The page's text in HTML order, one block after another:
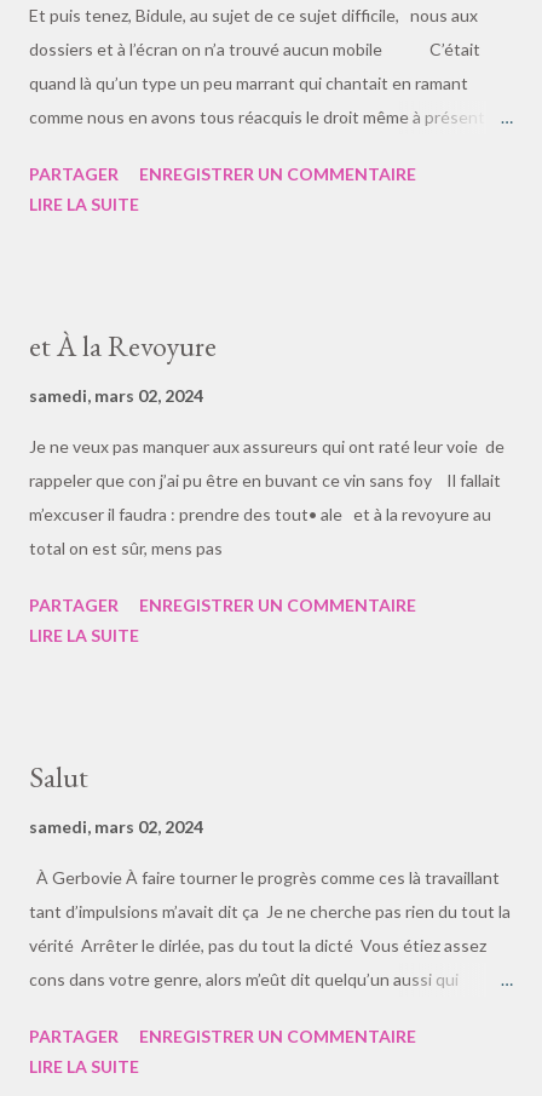
Et puis tenez, Bidule, au sujet de ce sujet difficile, nous aux
dossiers et à l’écran on n’a trouvé aucun mobile C’était
quand là qu’un type un peu marrant qui chantait en ramant
comme nous en avons tous réacquis le droit même à présent
chrétien, par l’assemblée d’un peuple de région fut
qui chantait en ancien amour ...
PARTAGER
ENREGISTRER UN COMMENTAIRE
LIRE LA SUITE
et À la Revoyure
samedi, mars 02, 2024
Je ne veux pas manquer aux assureurs qui ont raté leur voie de
rappeler que con j’ai pu être en buvant ce vin sans foy Il fallait
m’excuser il faudra : prendre des tout• ale et à la revoyure au
total on est sûr, mens pas
PARTAGER
ENREGISTRER UN COMMENTAIRE
LIRE LA SUITE
Salut
samedi, mars 02, 2024
À Gerbovie À faire tourner le progrès comme ces là travaillant
tant d’impulsions m’avait dit ça Je ne cherche pas rien du tout la
vérité Arrêter le dirlée, pas du tout la dicté Vous étiez assez
cons dans votre genre, alors m’eût dit quelqu’un aussi qui
celle-là qui avance lorsque je recule Et puis c’est tout no
PARTAGER
ENREGISTRER UN COMMENTAIRE
LIRE LA SUITE